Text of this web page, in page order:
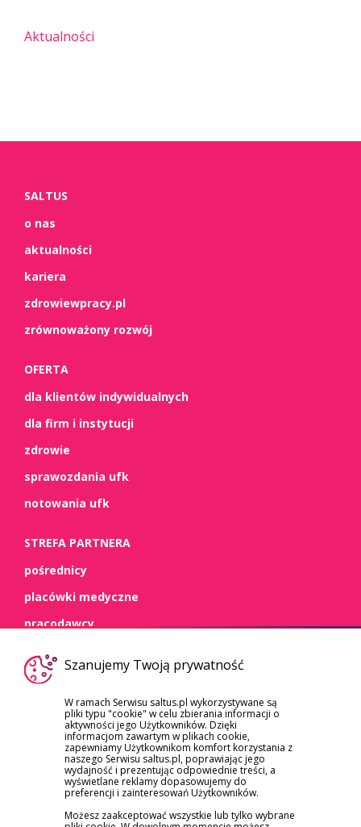
Aktualności
SALTUS
o nas
aktualności
kariera
zdrowiewpracy.pl
zrównoważony rozwój
OFERTA
dla klientów indywidualnych
dla firm i instytucji
zdrowie
sprawozdania ufk
notowania ufk
STREFA PARTNERA
pośrednicy
placówki medyczne
pracodawcy
WSPARCIE
dokumenty
szkody/roszczenia
reklamacje
Szanujemy Twoją prywatność
W ramach Serwisu saltus.pl wykorzystywane są
pliki typu "cookie" w celu zbierania informacji o
aktywności jego Użytkowników. Dzięki
informacjom zawartym w plikach cookie,
zapewniamy Użytkownikom komfort korzystania z
naszego Serwisu saltus.pl, poprawiając jego
wydajność i prezentując odpowiednie treści, a
wyświetlane reklamy dopasowujemy do
preferencji i zainteresowań Użytkowników.
Możesz zaakceptować wszystkie lub tylko wybrane